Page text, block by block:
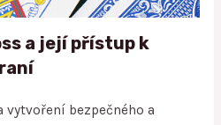
a její přístup k
vytvoření bezpečného a